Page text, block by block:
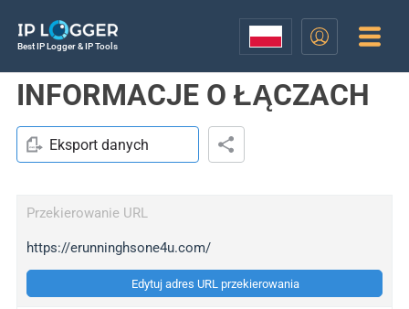
Best IP Logger & IP Tools
INFORMACJE O ŁĄCZACH
Eksport danych
Przekierowanie URL
https://erunninghsone4u.com/
Edytuj adres URL przekierowania